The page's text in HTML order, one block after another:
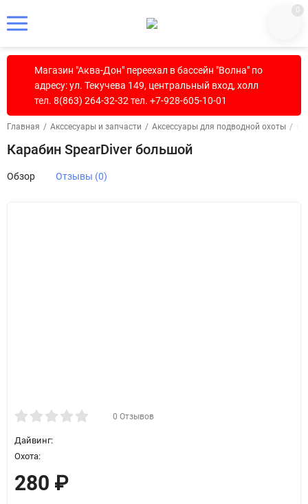
0
Магазин "Аква-Дон" переехал в бассейн "Волна" по
адресу: ул. Текучева 149, центральный вход, холл
тел. 8(863) 264-32-32 тел. +7-928-605-10-01
Главная / Акссесуары и запчасти / Аксессуары для подводной охоты /
Карабин SpearDiver большой
Обзор Отзывы (0)
0 Отзывов
Дайвинг:
Охота:
280 ₽